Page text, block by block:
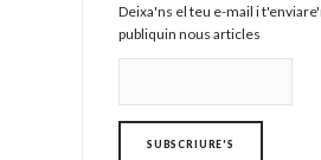
Deixa'ns el teu e-mail i
publiquin nous articles